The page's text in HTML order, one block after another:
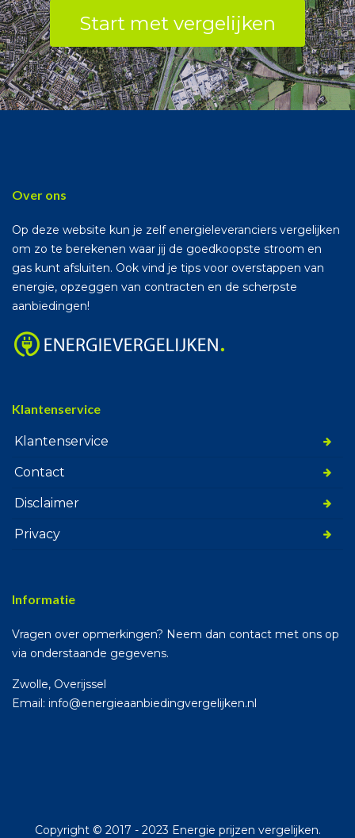
Start met vergelijken
Over ons
Op deze website kun je zelf energieleveranciers vergelijken
om zo te berekenen waar jij de goedkoopste stroom en
gas kunt afsluiten. Ook vind je tips voor overstappen van
energie, opzeggen van contracten en de scherpste
aanbiedingen!
Klantenservice
Klantenservice
Contact
Disclaimer
Privacy
Informatie
Vragen over opmerkingen? Neem dan contact met ons op
via onderstaande gegevens.
Zwolle, Overijssel
Email: info@energieaanbiedingvergelijken.nl
Copyright © 2017 - 2023 Energie prijzen vergelijken.